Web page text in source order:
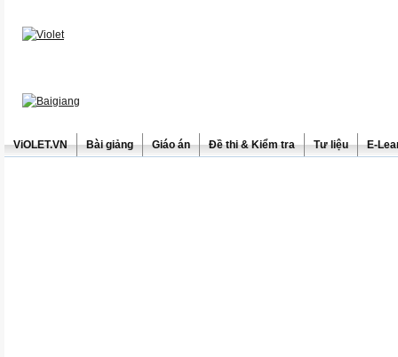
ViOLET.VN Bài giảng Giáo án Đề thi & Kiểm tra Tư liệu E-